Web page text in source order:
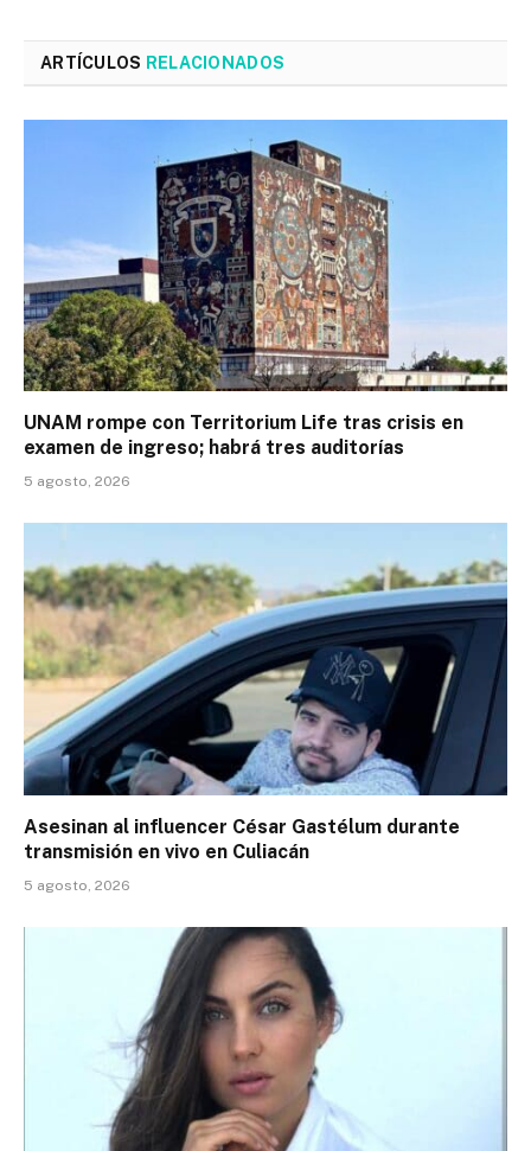
ARTÍCULOS RELACIONADOS
UNAM rompe con Territorium Life tras crisis en
examen de ingreso; habrá tres auditorías
5 agosto, 2026
Asesinan al influencer César Gastélum durante
transmisión en vivo en Culiacán
5 agosto, 2026